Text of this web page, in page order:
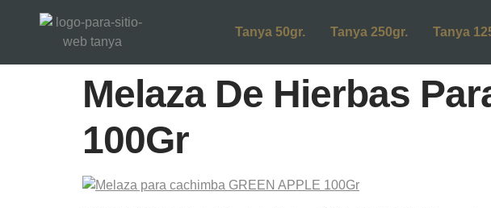
Tanya 50gr. Tanya 250gr. Tanya
Melaza De Hierbas
100Gr